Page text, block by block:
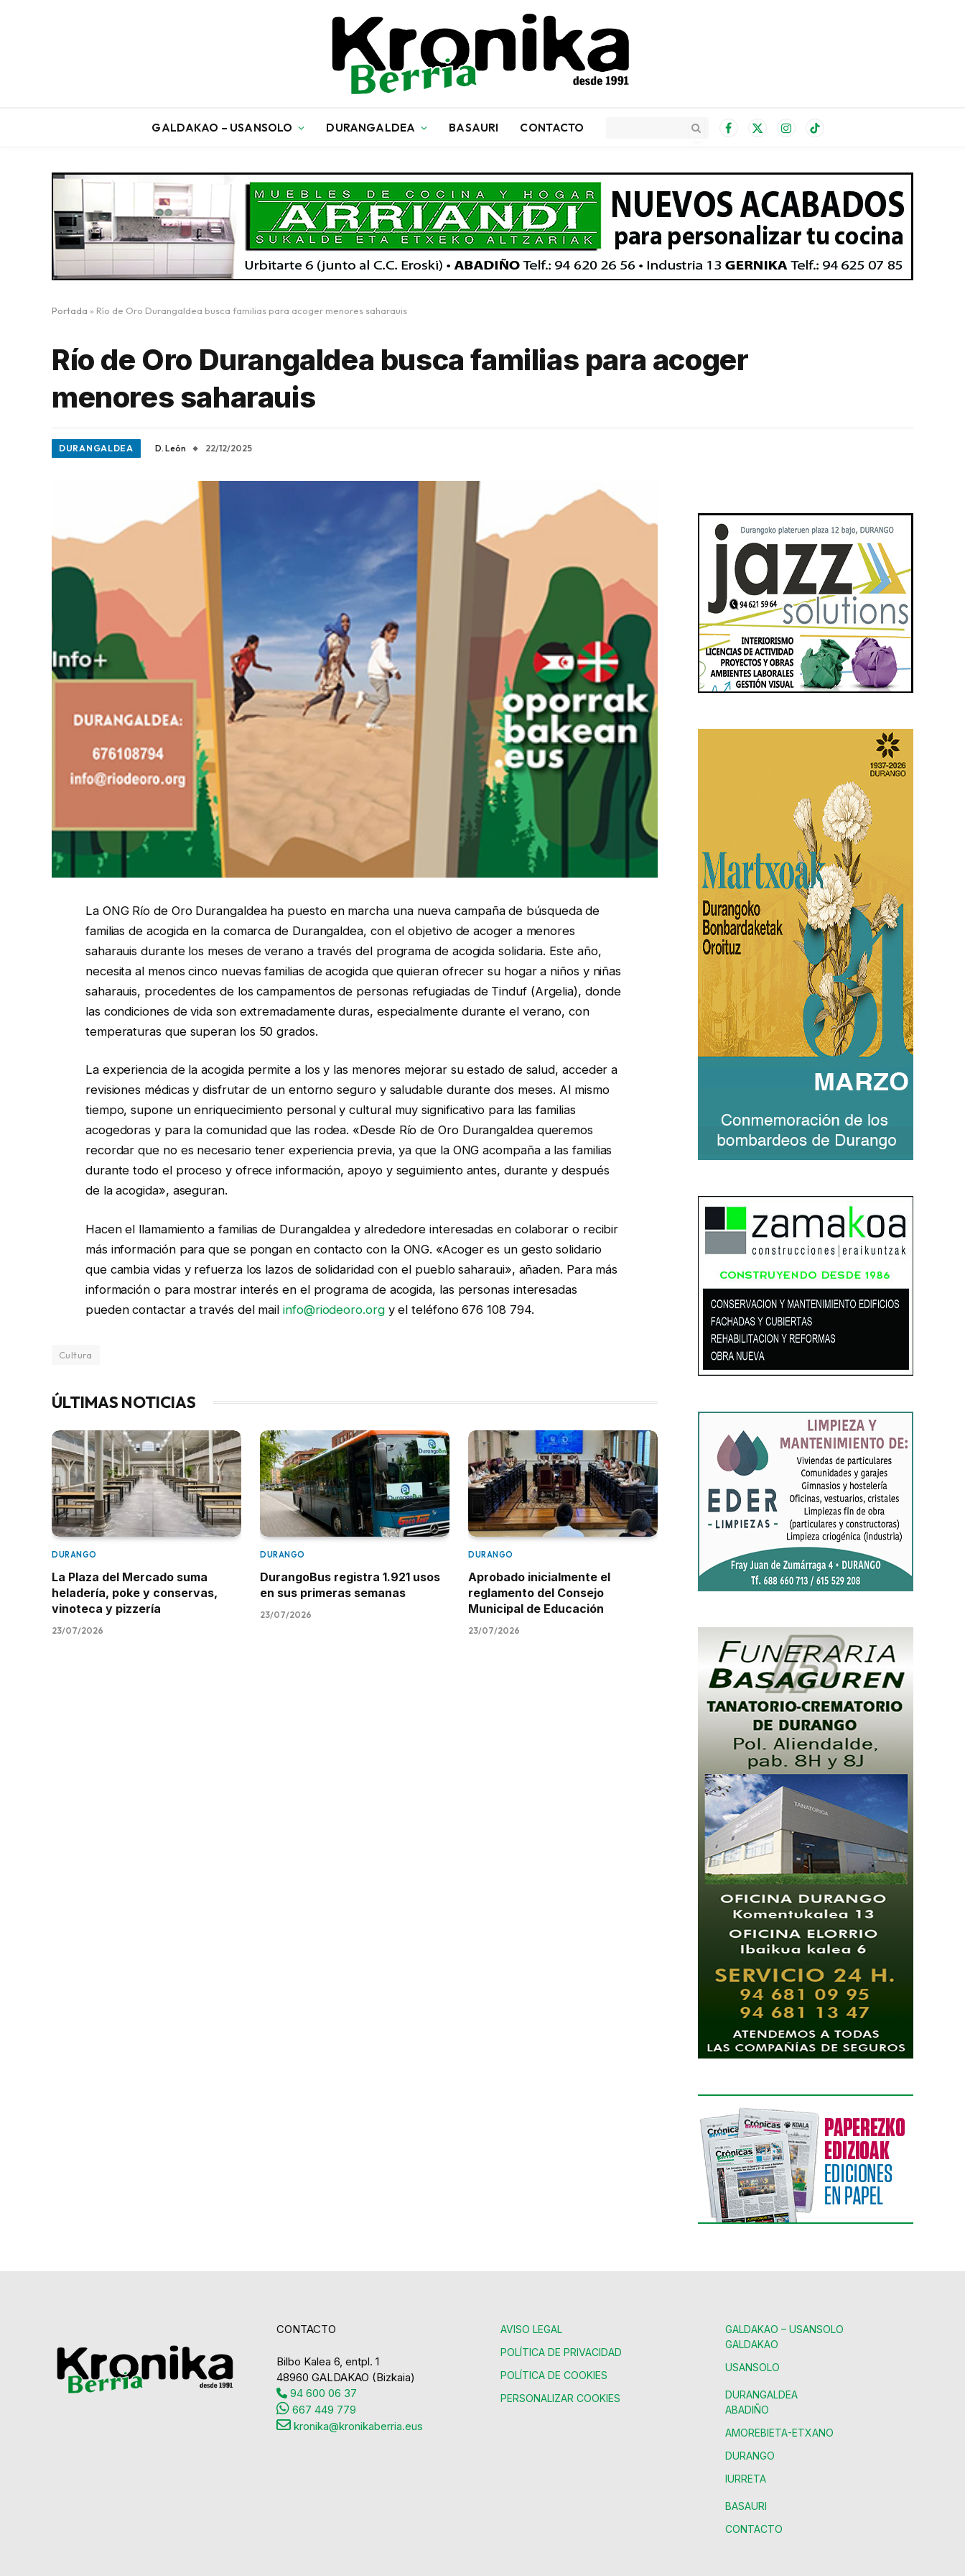
GALDAKAO – USANSOLO DURANGALDEA BASAURI CONTACTO Facebook
X
InstagramTikTok
Portada » Río de Oro Durangaldea busca familias para acoger menores saharauis
Río de Oro Durangaldea busca familias para acoger
menores saharauis
DURANGALDEA D. León 22/12/2025
La ONG Río de Oro Durangaldea ha puesto en marcha una nueva campaña de búsqueda de
familias de acogida en la comarca de Durangaldea, con el objetivo de acoger a menores
saharauis durante los meses de verano a través del programa de acogida solidaria. Este año,
necesita al menos cinco nuevas familias de acogida que quieran ofrecer su hogar a niños y niñas
saharauis, procedentes de los campamentos de personas refugiadas de Tinduf (Argelia), donde
las condiciones de vida son extremadamente duras, especialmente durante el verano, con
temperaturas que superan los 50 grados.
La experiencia de la acogida permite a los y las menores mejorar su estado de salud, acceder a
revisiones médicas y disfrutar de un entorno seguro y saludable durante dos meses. Al mismo
tiempo, supone un enriquecimiento personal y cultural muy significativo para las familias
acogedoras y para la comunidad que las rodea. «Desde Río de Oro Durangaldea queremos
recordar que no es necesario tener experiencia previa, ya que la ONG acompaña a las familias
durante todo el proceso y ofrece información, apoyo y seguimiento antes, durante y después
de la acogida», aseguran.
Hacen el llamamiento a familias de Durangaldea y alrededore interesadas en colaborar o recibir
más información para que se pongan en contacto con la ONG. «Acoger es un gesto solidario
que cambia vidas y refuerza los lazos de solidaridad con el pueblo saharaui», añaden. Para más
información o para mostrar interés en el programa de acogida, las personas interesadas
pueden contactar a través del mailinfo@riodeoro.orgy el teléfono 676 108 794.
Cultura
ÚLTIMAS NOTICIAS
DURANGO
La Plaza del Mercado suma
heladería, poke y conservas,
vinoteca y pizzería
23/07/2026
DURANGO
DurangoBus registra 1.921 usos
en sus primeras semanas
23/07/2026
DURANGO
Aprobado inicialmente el
reglamento del Consejo
Municipal de Educación
23/07/2026
CONTACTO
Bilbo Kalea 6, entpl. 1
48960 GALDAKAO (Bizkaia)
94 600 06 37
667 449 779
kronika@kronikaberria.eus
AVISO LEGAL
POLÍTICA DE PRIVACIDAD
POLÍTICA DE COOKIES
PERSONALIZAR COOKIES
GALDAKAO – USANSOLO
GALDAKAO
USANSOLO
DURANGALDEA
ABADIÑO
AMOREBIETA-ETXANO
DURANGO
IURRETA
BASAURI
CONTACTO